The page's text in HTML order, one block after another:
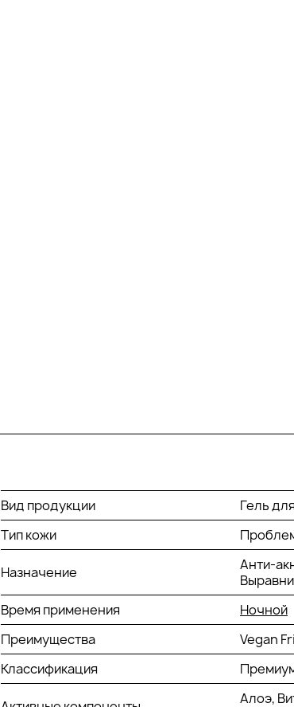
Вид продукции
Гель
Тип кожи
Назначение
Анти-
Время применения
Ночной
Преимущества
Vegan
Классификация
Алоэ,